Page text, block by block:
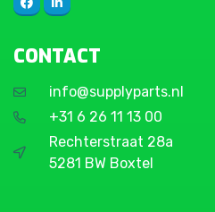
CONTACT
info@supplyparts.nl
+31 6 26 11 13 00
Rechterstraat 28a
5281 BW Boxtel